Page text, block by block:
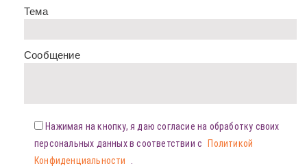
Тема
Сообщение
Нажимая на кнопку, я даю согласие на обработку своих
персональных данных в соответствии с
Политикой
Конфиденциальности